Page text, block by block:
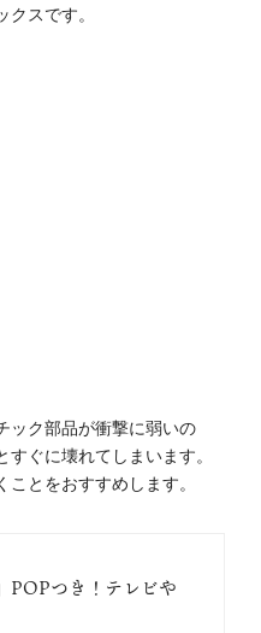
スです。
ック部品が衝撃に弱いの
ぐに壊れてしまいます。
とをおすすめします。
POPつき！テレビや